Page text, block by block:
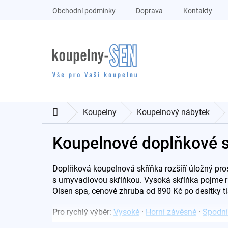
Obchodní podmínky Doprava Kontakty
DomůKoupelny Koupelnový nábytek
Koupelnové doplňkové
Doplňková koupelnová skříňka rozšíří úložný
s umyvadlovou skříňkou. Vysoká skříňka pojme
Olsen spa, cenově zhruba od 890 Kč po desítky
Pro rychlý výběr: Vysoké · Horní závěsné · Spodní